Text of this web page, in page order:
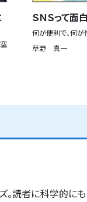
ＳＮＳって面
何が便利で、何が
草野 真一
。読者に科学的に